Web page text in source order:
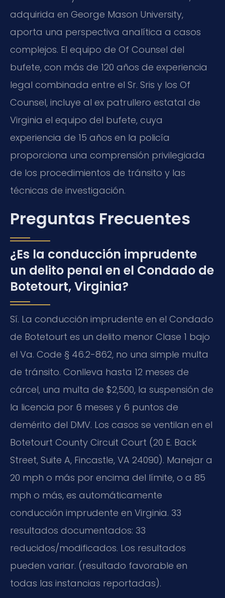
adquirida en George Mason University,
aporta una perspectiva analítica a casos
complejos. El equipo de Of Counsel del
bufete, con más de 120 años de experiencia
legal combinada entre el Sr. Sris y los Of
Counsel, incluye al ex patrullero estatal de
Virginia el equipo del bufete, cuya
experiencia de 15 años en la policía
proporciona una comprensión privilegiada
de los procedimientos de tránsito y las
técnicas de investigación.
Preguntas Frecuentes
¿Es la conducción imprudente
un delito penal en el Condado de
Botetourt, Virginia?
Sí. La conducción imprudente en el Condado
de Botetourt es un delito menor Clase 1 bajo
el Va. Code § 46.2-862, no una simple multa
de tránsito. Conlleva hasta 12 meses de
cárcel, una multa de $2,500, la suspensión de
la licencia por 6 meses y 6 puntos de
demérito del DMV. Los casos se ventilan en el
Botetourt County Circuit Court (20 E. Back
Street, Suite A, Fincastle, VA 24090). Manejar a
20 mph o más por encima del límite, o a 85
mph o más, es automáticamente
conducción imprudente en Virginia. 33
resultados documentados: 33
reducidos/modificados. Los resultados
pueden variar. (resultado favorable en
todas las instancias reportadas).